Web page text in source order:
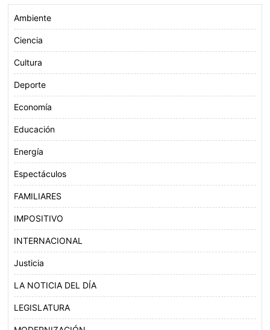
Ambiente
Ciencia
Cultura
Deporte
Economía
Educación
Energía
Espectáculos
FAMILIARES
IMPOSITIVO
INTERNACIONAL
Justicia
LA NOTICIA DEL DÍA
LEGISLATURA